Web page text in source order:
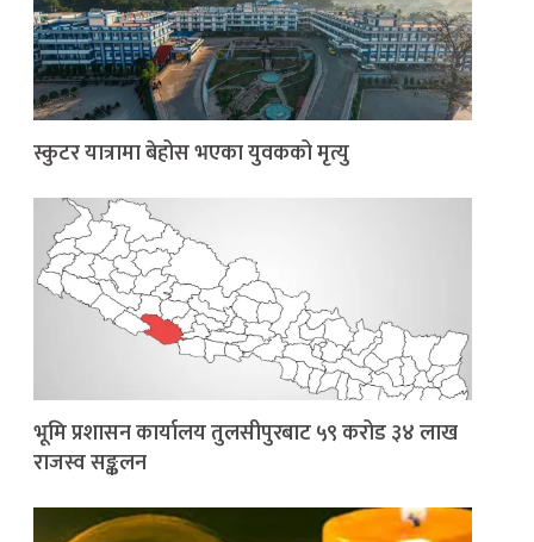
स्कुटर यात्रामा बेहोस भएका युवकको मृत्यु
भूमि प्रशासन कार्यालय तुलसीपुरबाट ५९ करोड ३४ लाख
राजस्व सङ्कलन